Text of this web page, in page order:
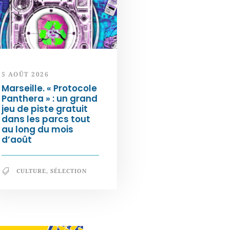
5 AOÛT 2026
Marseille. « Protocole
Panthera » : un grand
jeu de piste gratuit
dans les parcs tout
au long du mois
d’août
CULTURE, SÉLECTION